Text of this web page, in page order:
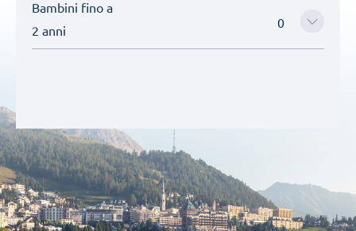
Bambini fino a
2 anni